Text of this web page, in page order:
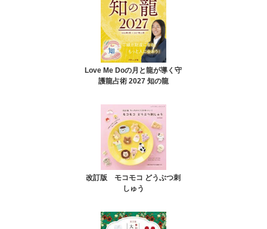
Love Me Doの月と龍が導く守
護龍占術 2027 知の龍
改訂版 モコモコ どうぶつ刺
しゅう